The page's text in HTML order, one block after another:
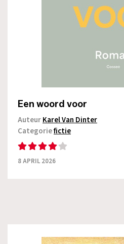
Een woord voor
AuteurKarel Van Dinter
Categoriefictie
8 APRIL 2026